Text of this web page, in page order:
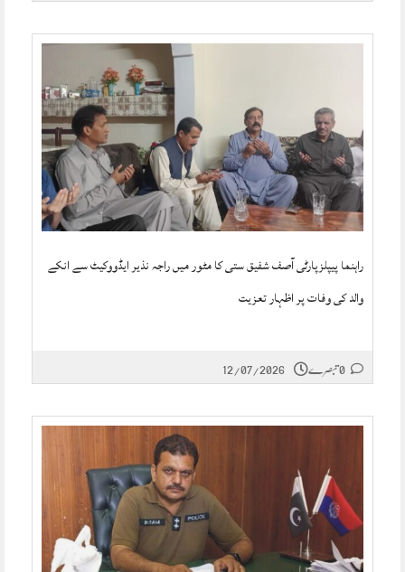
راہنما پیپلزپارٹی آصف شفیق ستی کا مٹور میں راجہ نذیر ایڈووکیٹ سے انکے
والد کی وفات پر اظہار تعزیت
12/07/2026